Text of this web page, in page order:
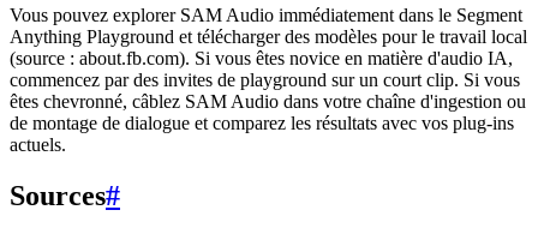
Vous pouvez explorer SAM Audio immédiatement dans le Segment
Anything Playground et télécharger des modèles pour le travail local
(source : about.fb.com). Si vous êtes novice en matière d'audio IA,
commencez par des invites de playground sur un court clip. Si vous
êtes chevronné, câblez SAM Audio dans votre chaîne d'ingestion ou
de montage de dialogue et comparez les résultats avec vos plug-ins
actuels.
Sources#